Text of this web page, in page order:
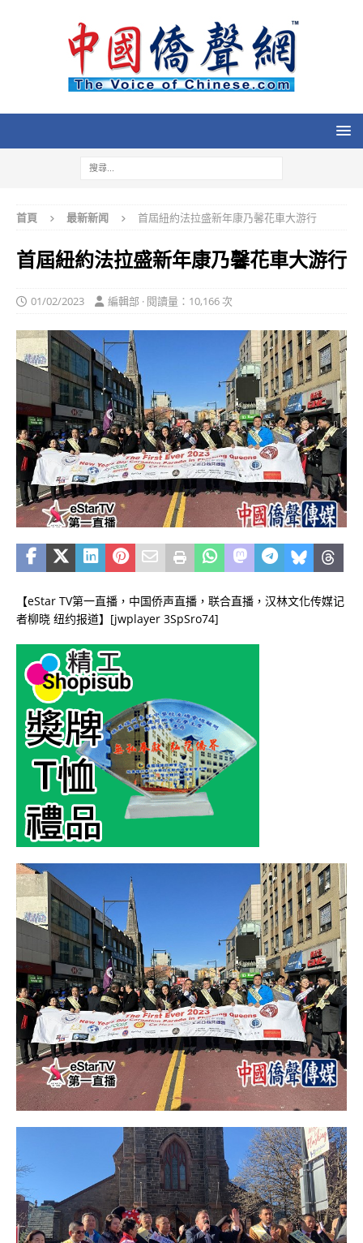
首頁 最新新闻 首屆紐約法拉盛新年康乃馨花車大游行
首屆紐約法拉盛新年康乃馨花車大游行
01/02/2023 編輯部 · 閱讀量：10,166 次
【eStar TV第一直播，中国侨声直播，联合直播，汉林文化传媒记
者柳晓 纽约报道】[jwplayer 3SpSro74]